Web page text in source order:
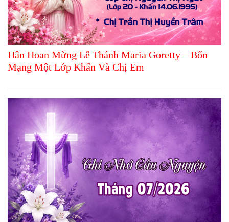
Hân Hoan Mừng Lễ Thánh Maria Goretty – Bổn
Mạng Một Lớp Khấn Và Chị Em